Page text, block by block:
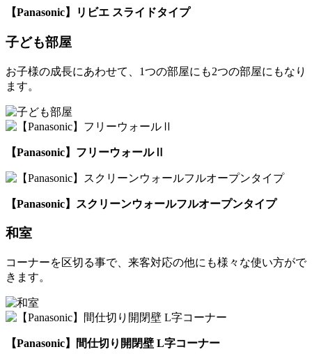
【Panasonic】リビエ スライドタイプ
子ども部屋
お子様の成長にあわせて、1つの部屋にも2つの部屋にもなり
ます。
【Panasonic】フリーウォールⅡ
【Panasonic】スクリーンウォールフルオープンタイプ
和室
コーナーを区切る事で、来客対応の他にも様々な使い方がで
きます。
【Panasonic】間仕切り開閉壁 L字コーナー